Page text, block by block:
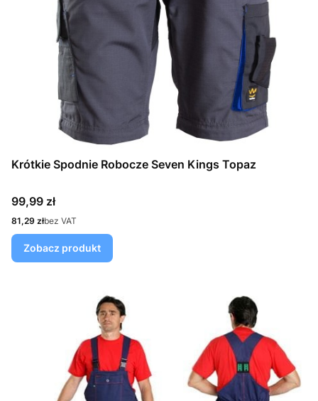
Krótkie Spodnie Robocze Seven Kings Topaz
Cena
99,99 zł
Cena
81,29 złbez VAT
Zobacz produkt